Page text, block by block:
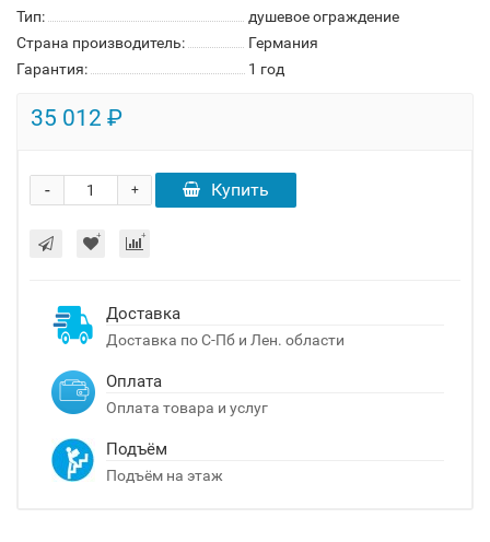
Тип:
душевое ограждение
Страна производитель:
Германия
Гарантия:
1 год
35 012 ₽
+
- Купить
Доставка
Доставка по С-Пб и Лен. области
Оплата
Оплата товара и услуг
Подъём
Подъём на этаж